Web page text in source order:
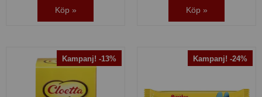
Köp » Köp »
Kampanj! -13% Kampanj! -24%